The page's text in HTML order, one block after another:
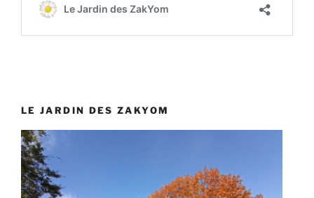
LE JARDIN DES ZAKYOM